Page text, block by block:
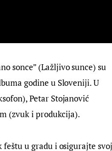
sonce” (Lažljivo sunce) su
godine u Sloveniji. U
Petar Stojanović
(zvuk i produkcija).
u gradu i osigurajte